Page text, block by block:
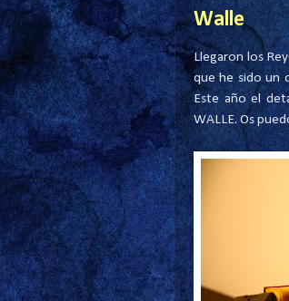
Walle
Llegaron los
que he sido un
Este año el
WALLE. Os